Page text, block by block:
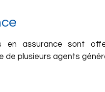
en assurance sont
de plusieurs agents